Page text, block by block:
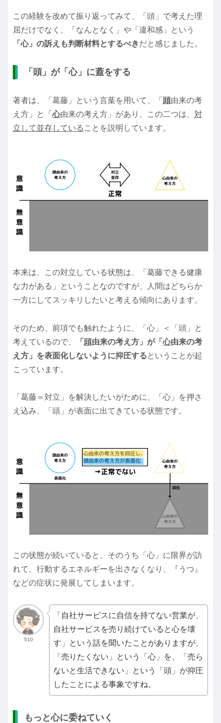
この経験を改めて振り返ってみて、「頭」で考えた理
屈だけでなく、「なんとなく」や「違和感」という
「心」の訴えも判断材料とするべきだと感じました。
「頭」が「心」に蓋をする
著者は、「葛藤」という言葉を用いて、「 頭由来の考
え方」と「心由来の考え方」があり、この二つは、 対
立して並存している ことを説明しています。
本来は、この対立している状態は、「葛藤できる健康
な力がある」ということなのですが、人間はどちらか
一方にしてスッキリしたいと考える傾向にあります。
そのため、前項でも触れたように、「心」＜「頭」と
考えているので、
「 頭由来の考え方」が「心由来の考
え方」を表面化しないように抑圧するということが起
こっています。
「葛藤＝対立」を解決したいがために、「心」を押さ
え込み、「頭」が表面に出てきている状態です。
この状態が続いていると、そのうち「心」に限界が訪
れて、行動するエネルギーを出さなくなり、『うつ』
などの症状に発展してしまいます。
510
「自社サービスに自信を持てない営業が、
自社サービスを売り続けていると心を壊
す」という話を聞いたことがありますが、
「売りたくない」という「心」を、「売ら
ないと生活できない」という「頭」が抑圧
したことによる事象ですね。
もっと心に委ねていく